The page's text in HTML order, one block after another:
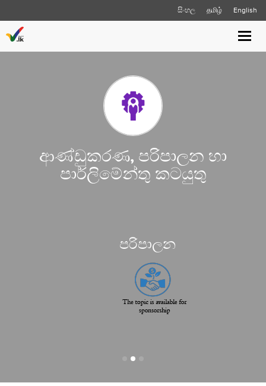
සිංහල தமிழ் English
ආණ්ඩුකරණ, පරිපාලන හා
පාර්ලිමේන්තු කටයුතු
පරිපාලන